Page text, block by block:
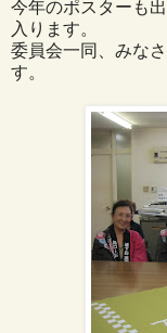
今年のポスターも
入ります。
委員会一同、みな
す。